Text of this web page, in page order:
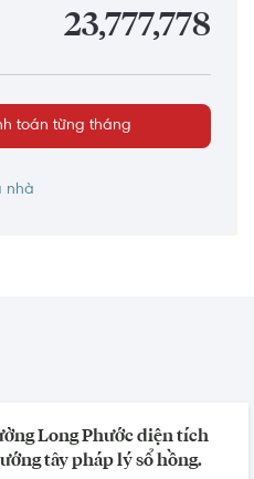
23,777,778
toán từng tháng
nhà
Long Phước diện tích
tây pháp lý sổ hồng.